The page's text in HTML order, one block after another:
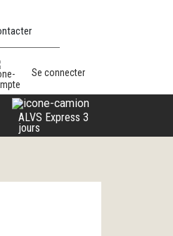
Se connecter
ALVS Express 3
jours